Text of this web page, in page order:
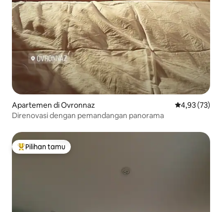
Apartemen di Ovronnaz Nilai rata-rata
4,93 (73)
Direnovasi dengan pemandangan panorama
Pilihan tamu terpopuler
Pilihan tamu